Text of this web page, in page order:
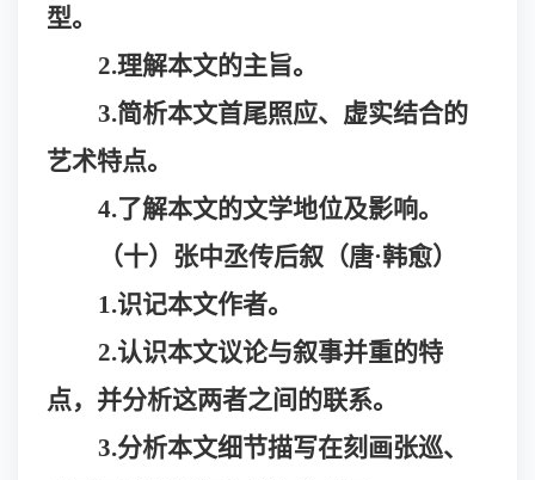
型。
2.理解本文的主旨。
3.简析本文首尾照应、虚实结合的
艺术特点。
4.了解本文的文学地位及影响。
（十）张中丞传后叙（唐·韩愈）
1.识记本文作者。
2.认识本文议论与叙事并重的特
点，并分析这两者之间的联系。
3.分析本文细节描写在刻画张巡、